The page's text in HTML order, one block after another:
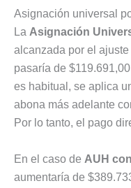
Asignación universal
La Asignación
alcanzada por el
pasaría de
es habitual, se aplica
abona más adelante
Por lo tanto, el pago
En el caso de AUH
aumentaría de